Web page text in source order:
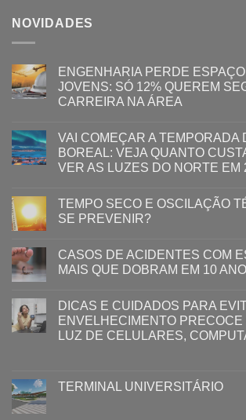
NOVIDADES
ENGENHARIA PERDE
JOVENS: SÓ 12% QUEREM
CARREIRA NA ÁREA
VAI COMEÇAR A TEMPORADA
BOREAL: VEJA QUANTO
VER AS LUZES DO NORTE EM
TEMPO SECO E OSCILAÇÃO
SE PREVENIR?
CASOS DE ACIDENTES COM
MAIS QUE DOBRAM EM 10
DICAS E CUIDADOS PARA
ENVELHECIMENTO
LUZ ​DE CELULARES,
TERMINAL UNIVERSITÁRIO